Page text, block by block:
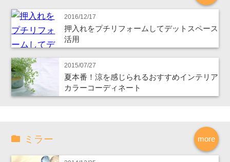
2016/12/17
押入れをプチリフォームしてデットスペース
活用
2015/07/27
夏本番！涼を感じられるおすすめインテリア
カラーコーディネート
more
ミラー